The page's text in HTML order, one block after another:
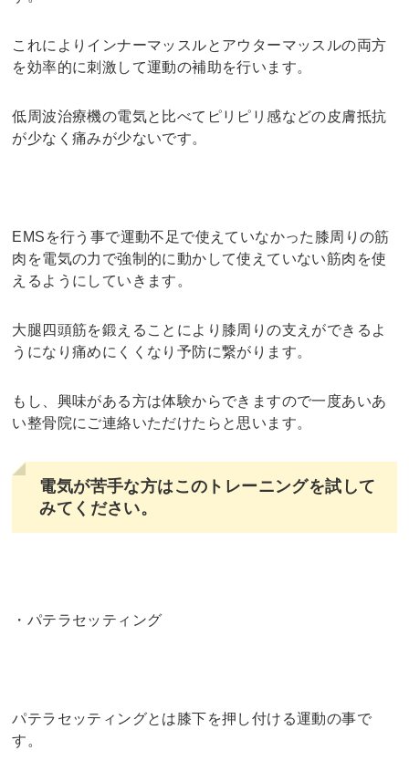
これによりインナーマッスルとアウターマッスルの両方
を効率的に刺激して運動の補助を行います。
低周波治療機の電気と比べてピリピリ感などの皮膚抵抗
が少なく痛みが少ないです。
EMSを行う事で運動不足で使えていなかった膝周りの筋
肉を電気の力で強制的に動かして使えていない筋肉を使
えるようにしていきます。
大腿四頭筋を鍛えることにより膝周りの支えができるよ
うになり痛めにくくなり予防に繋がります。
もし、興味がある方は体験からできますので一度あいあ
い整骨院にご連絡いただけたらと思います。
電気が苦手な方はこのトレーニングを試して
みてください。
・パテラセッティング
パテラセッティングとは膝下を押し付ける運動の事で
す。